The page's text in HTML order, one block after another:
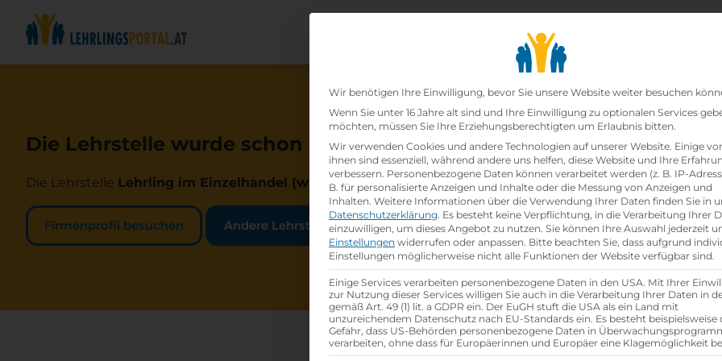
Lehrbetriebesearch
Die Lehrstelle wurde schon besetzt!
Die Lehrstelle Lehrling im Einzelhandel (w /m /d)beiLidl Österreich GmbHist schonbesetzt.
Firmenprofil besuchen Andere Lehrstelle suchen
Datenschutz-
Wir benötigen Ihre Einwilligung, bevor Sie unsere Website weiter besuchen
Wenn Sie unter 16 Jahre alt sind und Ihre Einwilligung zu optionalen Services
möchten, müssen Sie Ihre Erziehungsberechtigten um Erlaubnis bitten.
Wir verwenden Cookies und andere Technologien auf unserer Website. Einige
ihnen sind essenziell, während andere uns helfen, diese Website und Ihre
verbessern. Personenbezogene Daten können verarbeitet werden (z. B. IP-
B. für personalisierte Anzeigen und Inhalte oder die Messung von Anzeigen und
Inhalten. Weitere Informationen über die Verwendung Ihrer Daten finden Sie in
Datenschutzerklärung. Es besteht keine Verpflichtung, in die Verarbeitung Ihrer
einzuwilligen, um dieses Angebot zu nutzen. Sie können Ihre Auswahl jederzeit
Einstellungen widerrufen oder anpassen. Bitte beachten Sie, dass aufgrund
Einstellungen möglicherweise nicht alle Funktionen der Website verfügbar sind.
Einige Services verarbeiten personenbezogene Daten in den USA. Mit Ihrer
zur Nutzung dieser Services willigen Sie auch in die Verarbeitung Ihrer Daten in
gemäß Art. 49 (1) lit. a GDPR ein. Der EuGH stuft die USA als ein Land mit
unzureichendem Datenschutz nach EU-Standards ein. Es besteht beispielsweise
Gefahr, dass US-Behörden personenbezogene Daten in
verarbeiten, ohne dass für Europäerinnen und Europäer eine Klagemöglichkeit